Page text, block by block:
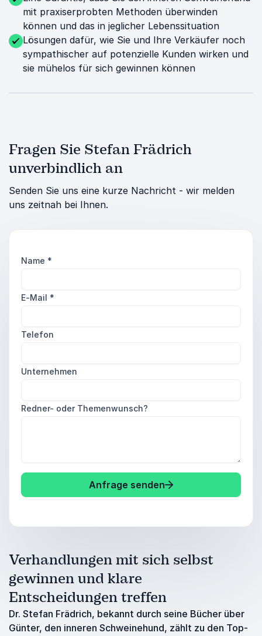
mit praxiserprobten Methoden überwinden
können und das in jeglicher Lebenssituation
Lösungen dafür, wie Sie und Ihre Verkäufer noch
sympathischer auf potenzielle Kunden wirken und
sie mühelos für sich gewinnen können
Fragen Sie Stefan Frädrich
unverbindlich an
Senden Sie uns eine kurze Nachricht - wir melden
uns zeitnah bei Ihnen.
Name *
E-Mail *
Telefon
Unternehmen
Redner- oder Themenwunsch?
Anfrage senden
Verhandlungen mit sich selbst
gewinnen und klare
Entscheidungen treffen
Dr. Stefan Frädrich, bekannt durch seine Bücher über
Günter, den inneren Schweinehund, zählt zu den Top-